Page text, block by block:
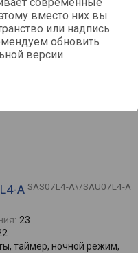
современные
вместо них вы
или надпись
обновить
версии
A SAS07L4-A\/SAU07L4-A
23
таймер, ночной режим,